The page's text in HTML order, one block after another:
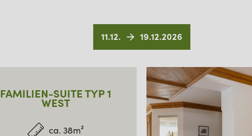
11.12. 19.12.2026
FAMILIEN-SUITE TYP 1
WEST
ca. 38m²